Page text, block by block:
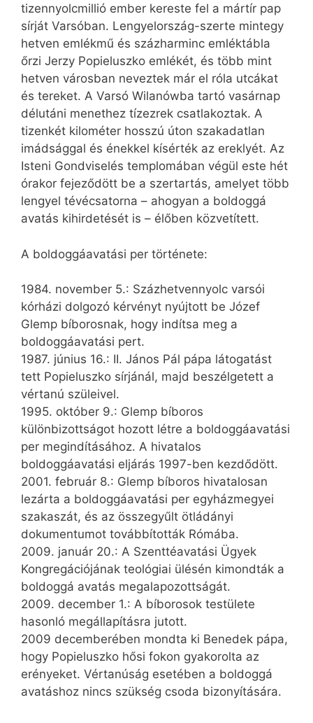
tizennyolcmillió ember kereste fel a mártír pap
sírját Varsóban. Lengyelország-szerte mintegy
hetven emlékmű és százharminc emléktábla
őrzi Jerzy Popieluszko emlékét, és több mint
hetven városban neveztek már el róla utcákat
és tereket. A Varsó Wilanówba tartó vasárnap
délutáni menethez tízezrek csatlakoztak. A
tizenkét kilométer hosszú úton szakadatlan
imádsággal és énekkel kísérték az ereklyét. Az
Isteni Gondviselés templomában végül este hét
órakor fejeződött be a szertartás, amelyet több
lengyel tévécsatorna – ahogyan a boldoggá
avatás kihirdetését is – élőben közvetített.
A boldoggáavatási per története:
1984. november 5.: Százhetvennyolc varsói
kórházi dolgozó kérvényt nyújtott be Józef
Glemp bíborosnak, hogy indítsa meg a
boldoggáavatási pert.
1987. június 16.: II. János Pál pápa látogatást
tett Popieluszko sírjánál, majd beszélgetett a
vértanú szüleivel.
1995. október 9.: Glemp bíboros
különbizottságot hozott létre a boldoggáavatási
per megindításához. A hivatalos
boldoggáavatási eljárás 1997-ben kezdődött.
2001. február 8.: Glemp bíboros hivatalosan
lezárta a boldoggáavatási per egyházmegyei
szakaszát, és az összegyűlt ötládányi
dokumentumot továbbították Rómába.
2009. január 20.: A Szenttéavatási Ügyek
Kongregációjának teológiai ülésén kimondták a
boldoggá avatás megalapozottságát.
2009. december 1.: A bíborosok testülete
hasonló megállapításra jutott.
2009 decemberében mondta ki Benedek pápa,
hogy Popieluszko hősi fokon gyakorolta az
erényeket. Vértanúság esetében a boldoggá
avatáshoz nincs szükség csoda bizonyítására.